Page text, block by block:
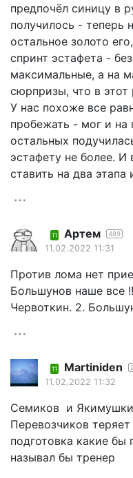
предпочёл синицу в
получилось - теперь
остальное золото
спринт эстафета -
максимальные, а на
сюрпризы, что в этот
У нас похоже все
пробежать - мог и на
остальных
эстафету не более. И
ставить на два этапа
11 Артем 489
11.02.2022 11:31
Против лома нет
Большунов наше все
Червоткин. 2.
11 Martiniden
11.02.2022 11:32
Семиков и
Перевозчиков теряет
подготовка какие
называл бы тренер